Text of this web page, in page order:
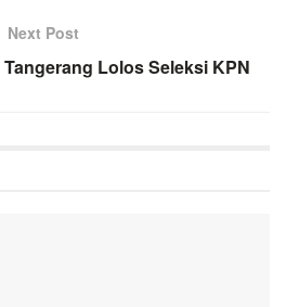
Next Post
Lolos Seleksi KPN